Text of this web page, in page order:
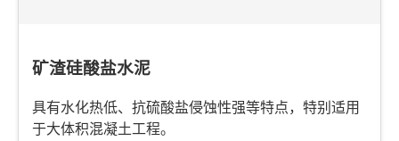
矿渣硅酸盐水泥
具有水化热低、抗硫酸盐侵蚀性强等特点，特别适用
于大体积混凝土工程。